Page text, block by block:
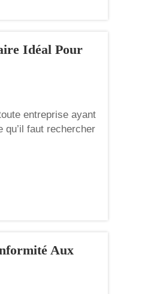
Idéal Pour
entreprise ayant
faut rechercher
grande
Aux